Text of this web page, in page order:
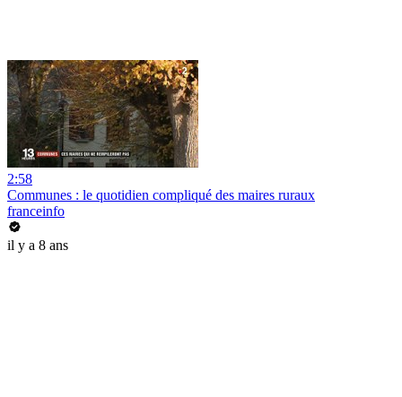
2:58
Communes : le quotidien compliqué des maires ruraux
franceinfo
il y a 8 ans